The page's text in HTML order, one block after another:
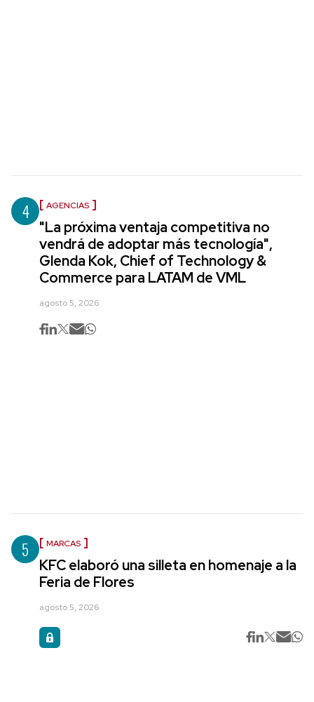
4 AGENCIAS
"La próxima ventaja competitiva no
vendrá de adoptar más tecnología",
Glenda Kok, Chief of Technology &
Commerce para LATAM de VML
agosto 5, 2026
5 MARCAS
KFC elaboró una silleta en homenaje a la
Feria de Flores
agosto 5, 2026